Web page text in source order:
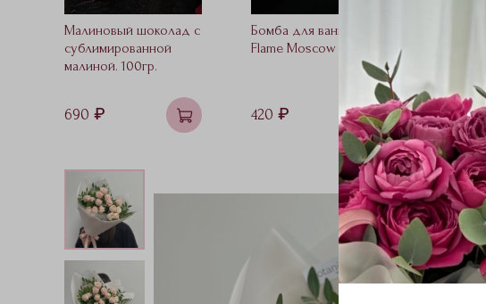
Малиновый шоколад с
сублимированной
малиной. 100гр.
690 ₽
Бомба для ванны
Flame Moscow
420 ₽
100гр.
690 ₽